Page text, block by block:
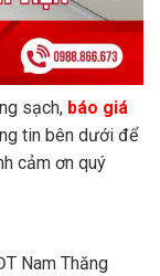
sạch, báo giá
tin bên dưới để
cảm ơn quý
Nam Thăng